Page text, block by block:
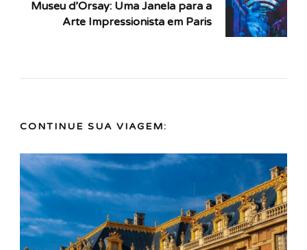
Museu d’Orsay: Uma Janela para a
Arte Impressionista em Paris
CONTINUE SUA VIAGEM: